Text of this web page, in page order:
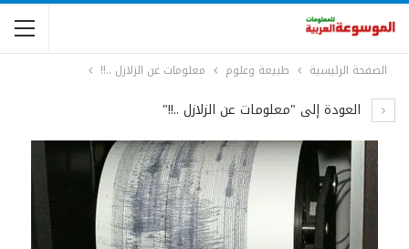
الصفحة الرئيسية طبيعة وعلوم معلومات عن الزلازل ..!!
العودة إلى "معلومات عن الزلازل ..!!"